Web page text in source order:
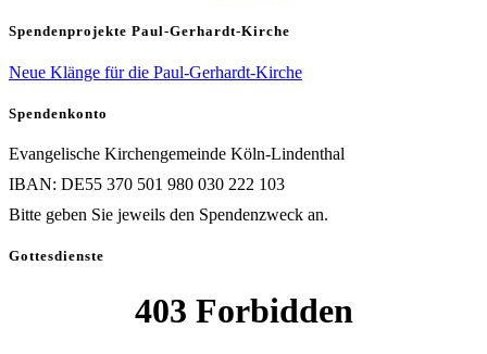
Spendenprojekte Paul-Gerhardt-Kirche
Neue Klänge für die Paul-Gerhardt-Kirche
Spendenkonto
Evangelische Kirchengemeinde Köln-Lindenthal
IBAN: DE55 370 501 980 030 222 103
Bitte geben Sie jeweils den Spendenzweck an.
Gottesdienste